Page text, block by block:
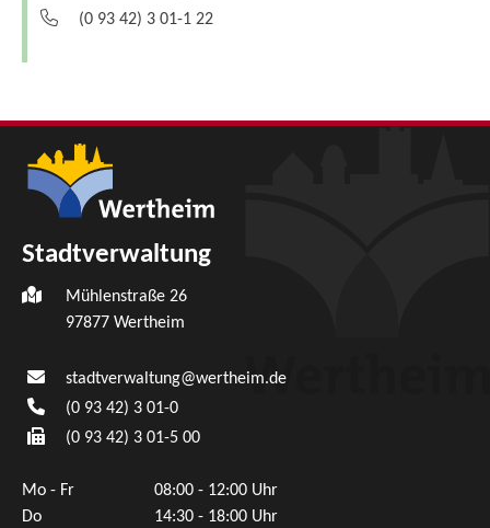
(0 93 42) 3 01-1 22
Stadtverwaltung
Mühlenstraße 26
97877 Wertheim
stadtverwaltung@wertheim.de
(0 93 42) 3 01-0
(0 93 42) 3 01-5 00
Mo - Fr
08:00 - 12:00 Uhr
Do
14:30 - 18:00 Uhr